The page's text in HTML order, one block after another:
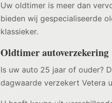
Uw oldtimer is meer dan
bieden wij gespecialiseerde
klassieker.
Oldtimer autoverzekering
Is uw auto 25 jaar of ouder?
dagwaarde verzekert Vetera